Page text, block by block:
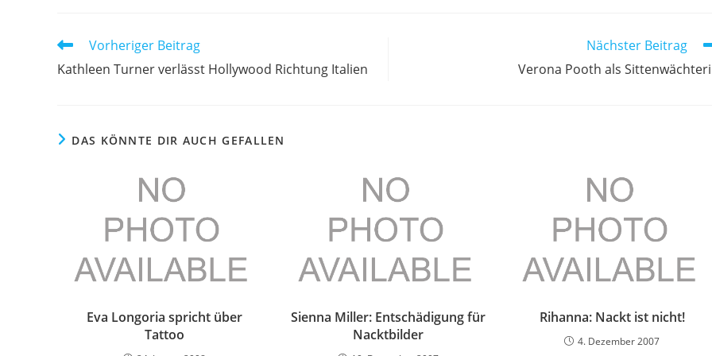
Weitere
ansehen
Vorheriger Beitrag
Kathleen Turner verlässt Hollywood Richtung Italien
Nächster Beitrag
Verona Pooth als
DAS KÖNNTE DIR AUCH GEFALLEN
Eva Longoria spricht über
Tattoo
Sienna Miller: Entschädigung für
Nacktbilder
Rihanna: Nackt ist nicht!
4. Dezember 2007